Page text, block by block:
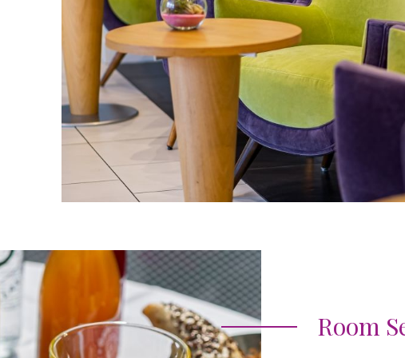
Room